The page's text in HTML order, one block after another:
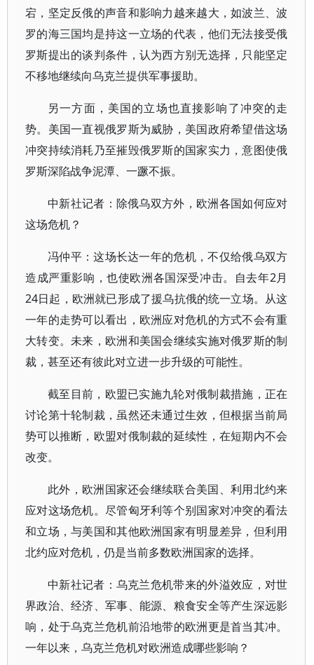
宕，坚定反俄的声音和影响力越来越大，如波兰、波
罗的海三国均是持这一立场的代表，他们无法接受俄
罗斯提出的谈判条件，认为西方别无选择，只能坚定
不移地继续向乌克兰提供军事援助。
另一方面，美国的立场也直接影响了冲突的走
势。美国一直视俄罗斯为威胁，美国政府希望借这场
冲突持续消耗乃至摧毁俄罗斯的国家实力，意图使俄
罗斯深陷战争泥潭、一蹶不振。
中新社记者：除俄乌双方外，欧洲各国如何应对
这场危机？
冯仲平：这场长达一年的危机，不仅给俄乌双方
造成严重影响，也使欧洲各国深受冲击。自去年2月
24日起，欧洲就已形成了援乌抗俄的统一立场。从这
一年的走势可以看出，欧洲应对危机的方式不会有重
大转变。未来，欧洲和美国会继续实施对俄罗斯的制
裁，甚至还有彼此对立进一步升级的可能性。
截至目前，欧盟已实施九轮对俄制裁措施，正在
讨论第十轮制裁，虽然还未通过生效，但根据当前局
势可以推断，欧盟对俄制裁的延续性，在短期内不会
改变。
此外，欧洲国家还会继续联合美国、利用北约来
应对这场危机。尽管匈牙利等个别国家对冲突的看法
和立场，与美国和其他欧洲国家有明显差异，但利用
北约应对危机，仍是当前多数欧洲国家的选择。
中新社记者：乌克兰危机带来的外溢效应，对世
界政治、经济、军事、能源、粮食安全等产生深远影
响，处于乌克兰危机前沿地带的欧洲更是首当其冲。
一年以来，乌克兰危机对欧洲造成哪些影响？